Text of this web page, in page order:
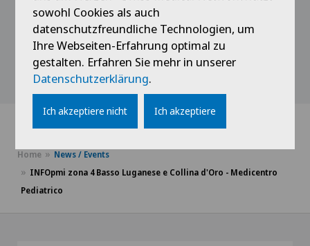
Alle anzeigen
Home
News / Events
INFOpmi zona 4 Basso Luganese e Collina d'Oro - Medicentro
Pediatrico
sowohl Cookies als auch
datenschutzfreundliche Technologien, um
Ihre Webseiten-Erfahrung optimal zu
gestalten. Erfahren Sie mehr in unserer
Datenschutzerklärung.
Ich akzeptiere nicht Ich akzeptiere